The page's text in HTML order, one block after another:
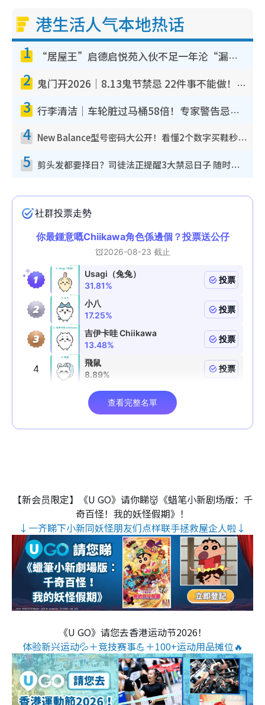
港生活人气本地热话
1 “居屋王”启德启悦苑入伙不足一年沦“漏水之王”！插座喷火花致大停电 多户业主全屋家电报废
2 鬼门开2026｜8.13鬼节禁忌 22件事不能做！烧肉、刺身要少食？半夜勿吹口哨/打给个电话
3 行李清洁｜车轮脏过马桶58倍！专家警告忌用酒精擦 教1招免脏手除菌
4 New Balance型号密码大公开！看懂2个数字买鞋秒知功能免中伏 附5大热门鞋款
5 剪头发都要择日？司徒法正提醒3大禁忌日子 随时剪走财运！这日剪发恐“剪寿命”？
【新会员限定】《U GO》请你睇👹《蜡笔小新剧场版：千
奇百怪！我的妖怪假期》！
↓一齐睇下小新同妖怪朋友们点样联手拯救屋企人啦↓
《U GO》请您去香港运动节2026！
体验新兴运动💦＋竞技赛事💪＋100+运动用品摊位🔥